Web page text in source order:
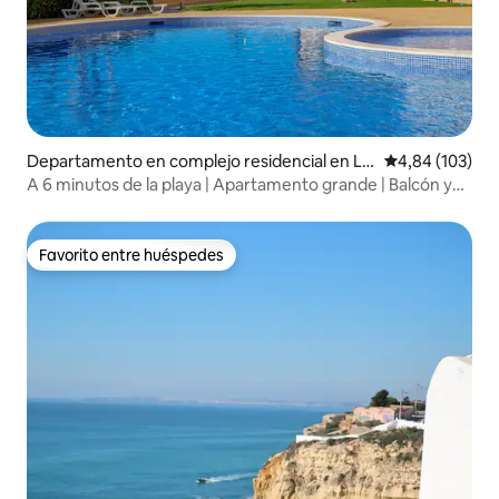
Departamento en complejo residencial en La
gos
Calificación
4,84 (103)
A 6 minutos de la playa | Apartamento grande | Balcón y
Favorito entre huéspedes
Favorito entre huéspedes